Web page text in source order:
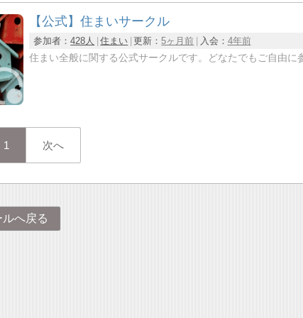
【公式】住まいサークル
参加者：428人 住まい 更新：5ヶ月前 入会： 4年前
住まい全般に関する公式サークルです。どなたでもご自由に
1 次へ
へ戻る